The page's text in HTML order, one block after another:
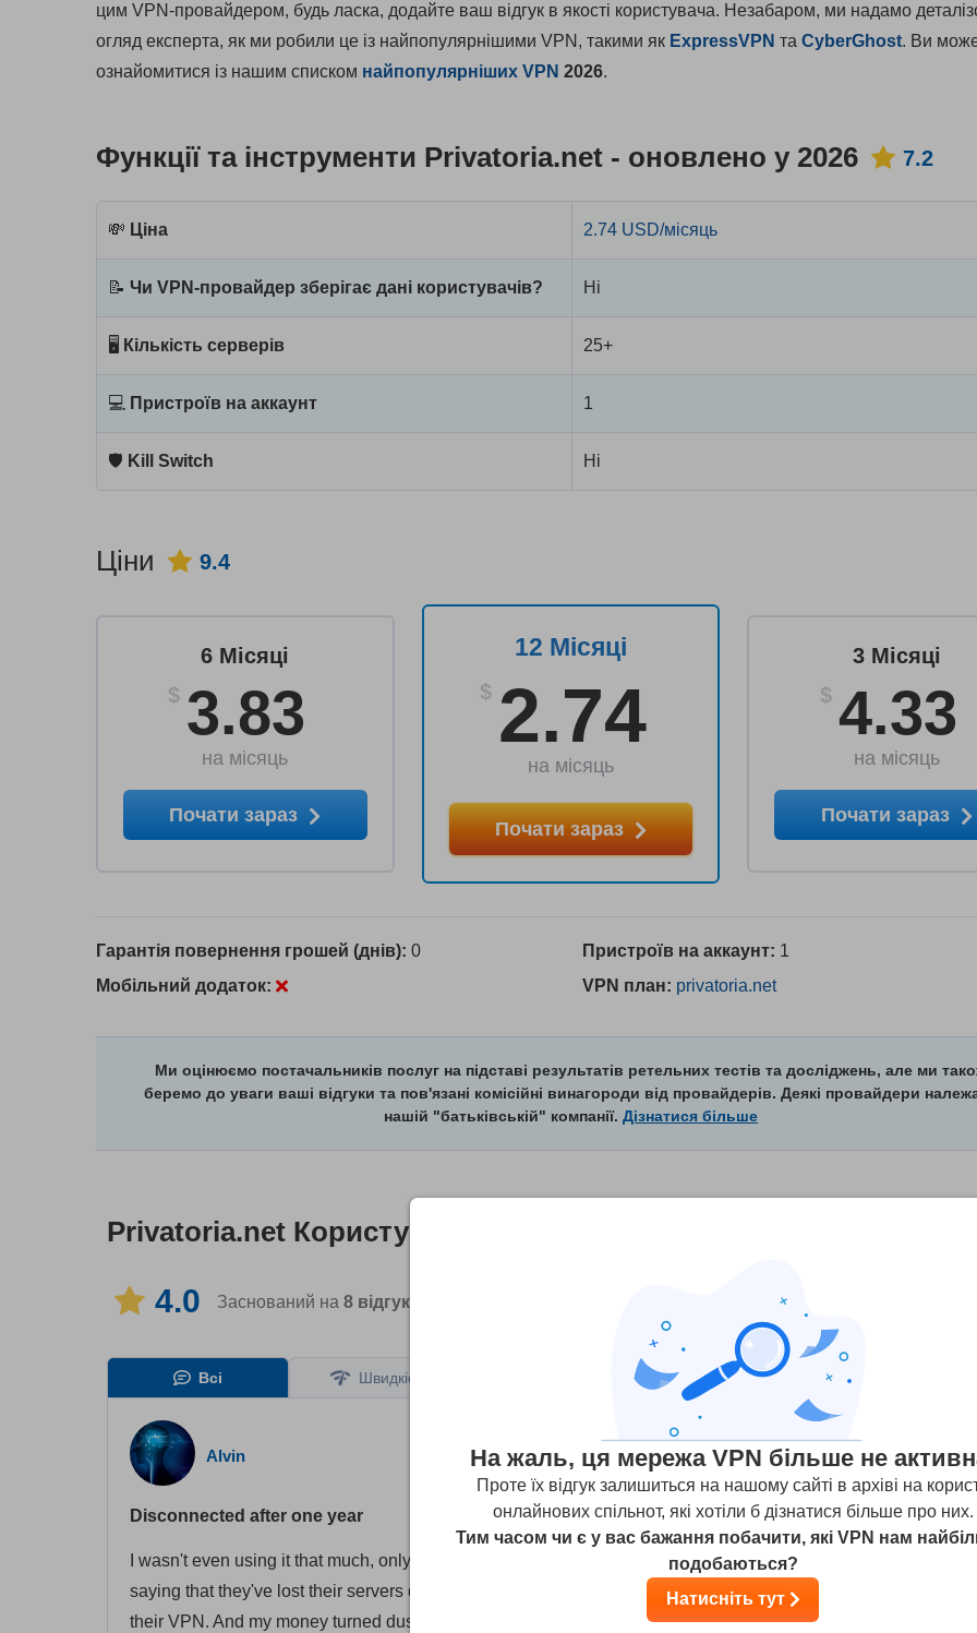
цим VPN-провайдером, будь ласка, додайте ваш відгук в якості користувача. Незабаром, ми надамо
огляд експерта, як ми робили це із найпопулярнішими VPN, такими як ExpressVPN та CyberGhost. Ви
ознайомитися із нашим списком найпопулярніших VPN 2026.
Функції та інструменти Privatoria.net - оновлено у 2026 7.2
💸 Ціна 2.74 USD/місяць
📝 Чи VPN-провайдер зберігає дані користувачів? Ні
🖥 Кількість серверів 25+
💻 Пристроїв на аккаунт 1
🛡 Kill Switch Ні
Ціни 9.4
12 Місяці
$ 2.74
на місяць
Почати зараз
6 Місяці
$ 3.83
на місяць
Почати зараз
3 Місяці
$ 4.33
на місяць
Почати зараз
Гарантія повернення грошей (днів): 0
Мобільний додаток:
Пристроїв на аккаунт: 1
VPN план: privatoria.net
Ми оцінюємо постачальників послуг на підставі результатів ретельних тестів та досліджень, але ми
беремо до уваги ваші відгуки та пов'язані комісійні винагороди від провайдерів. Деякі провайдери
нашій "батьківській" компанії. Дізнатися більше
Privatoria.net Користувацькі відгуки
4.0 Заснований на 8 відгуки
Всі Швидкість Безпека
Alvin
Disconnected after one year
I wasn't even using it that much, only from time to time. And one day there is "vpn connection failed" then email
saying that they've lost their servers due to "torrenting by some people", beats me never even used once torrent
their VPN. And my money turned dust. Is that a new way of making money ?
На жаль, ця мережа VPN більше не
Проте їх відгук залишиться на нашому сайті в архіві на
онлайнових спільнот, які хотіли б дізнатися більше про них.
Тим часом чи є у вас бажання побачити, які VPN нам
подобаються?
Натисніть тут